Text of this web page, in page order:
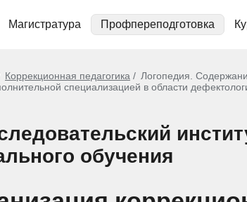
Магистратура Профпереподготовка
Коррекционная педагогика
Логопедия.
специализацией в области
обучения